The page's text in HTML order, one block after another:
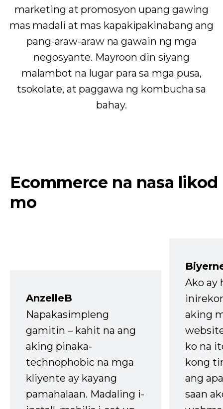
marketing at promosyon upang gawing
mas madali at mas kapakipakinabang ang
pang-araw-araw na gawain ng mga
negosyante. Mayroon din siyang
malambot na lugar para sa mga pusa,
tsokolate, at paggawa ng kombucha sa
bahay.
Ecommerce na nasa likod
mo
AnzelleB
Napakasimpleng
gamitin – kahit na ang
aking pinaka-
technophobic na mga
kliyente ay kayang
pamahalaan. Madaling i-
Ako ay
aking
ko na
kong
ang
saan